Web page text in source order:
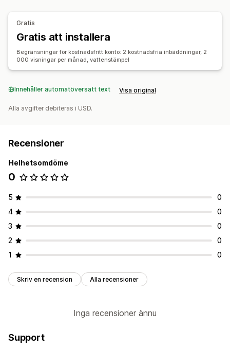
Gratis
Gratis att installera
Begränsningar för kostnadsfritt konto: 2 kostnadsfria inbäddningar, 2
000 visningar per månad, vattenstämpel
Innehåller automatöversatt text Visa original
Alla avgifter debiteras i USD.
Recensioner
Helhetsomdöme
0
5
0
4
0
3
0
2
0
1
0
Skriv en recension Alla recensioner
Inga recensioner ännu
Support